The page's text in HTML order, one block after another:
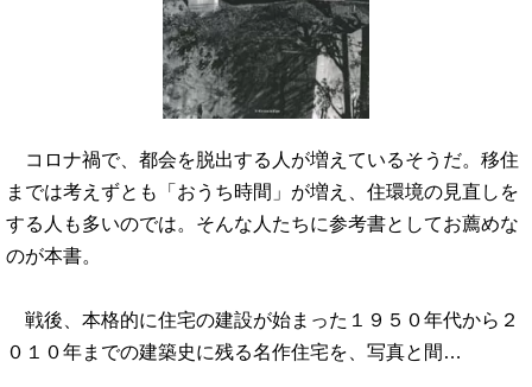
コロナ禍で、都会を脱出する人が増えているそうだ。移住
までは考えずとも「おうち時間」が増え、住環境の見直しを
する人も多いのでは。そんな人たちに参考書としてお薦めな
のが本書。
戦後、本格的に住宅の建設が始まった１９５０年代から２
０１０年までの建築史に残る名作住宅を、写真と間…